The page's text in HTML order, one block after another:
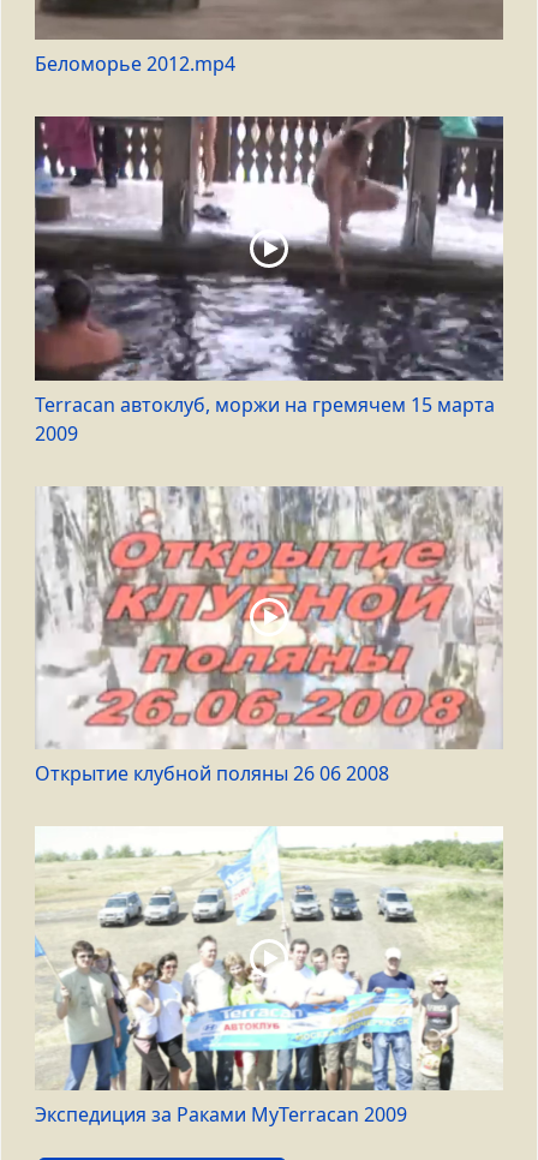
Беломорье 2012.mp4
Terracan автоклуб, моржи на гремячем 15 марта
2009
Открытие клубной поляны 26 06 2008
Экспедиция за Раками MyTerracan 2009